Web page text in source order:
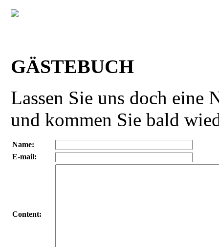
GÄSTEBUCH
Lassen Sie uns doch eine
und kommen Sie bald
Name:
E-mail:
Content: